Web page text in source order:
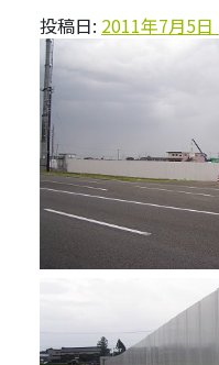
投稿日: 2011年7月5日